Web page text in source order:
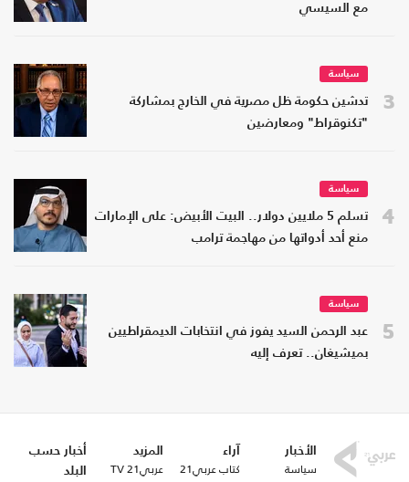
مع السيسي
3
سياسة
تدشين حكومة ظل مصرية في الخارج بمشاركة
"تكنوقراط" ومعارضين
4
سياسة
تسلم 5 ملايين دولار.. البيت الأبيض: على الإمارات
منع أحد أدواتها من مهاجمة ترامب
5
سياسة
عبد الرحمن السيد يفوز في انتخابات الديمقراطيين
بميشيغان.. تعرف إليه
الأخبار
سياسة
آراء
كتاب عربي21
المزيد
عربي21 TV
أخبار حسب
البلد